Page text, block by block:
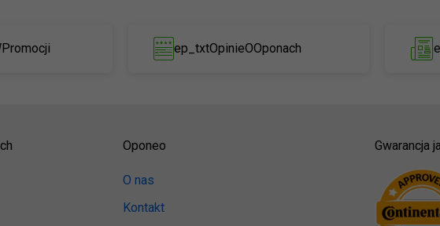
ep_txtOpinieOOponach
Oponeo
O nas
Kontakt
Gwarancja